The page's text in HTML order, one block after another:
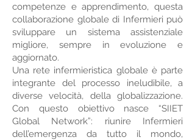
competenze e apprendimento, questa
collaborazione globale di Infermieri può
sviluppare un sistema assistenziale
migliore, sempre in evoluzione e
aggiornato.
Una rete infermieristica globale è parte
integrante del processo ineludibile, a
diverse velocità, della globalizzazione.
Con questo obiettivo nasce “SIIET
Global Network”: riunire Infermieri
dell’emergenza da tutto il mondo,